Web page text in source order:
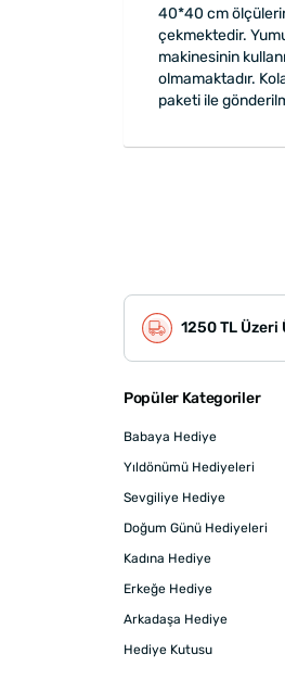
40*40 cm
çekmektedir.
makinesinin
olmamaktadır.
paketi ile
Popüler Kategoriler
Babaya Hediye
Yıldönümü Hediyeleri
Sevgiliye Hediye
Doğum Günü Hediyeleri
Kadına Hediye
Erkeğe Hediye
Arkadaşa Hediye
Hediye Kutusu